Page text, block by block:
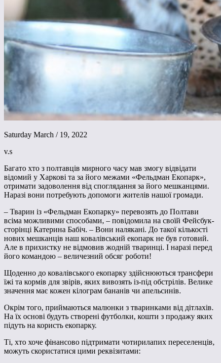
Saturday March / 19, 2022
v.s
Багато хто з полтавців мирного часу мав змогу відвідати
відомий у Харкові та за його межами «Фельдман Екопарк»,
отримати задоволення від споглядання за його мешканцями.
Наразі вони потребують допомоги жителів нашої громади.
– Тварин із «Фельдман Екопарку» перевозять до Полтави
всіма можливими способами, – повідомила на своїй Фейсбук-
сторінці Катерина Бабіч. – Вони налякані. До такої кількості
нових мешканців наш ковалівський екопарк не був готовий.
Але в прихистку не відмовив жодній тваринці. І наразі перед
його командою – величезний обсяг роботи!
Щоденно до ковалівського екопарку здійснюються трансфери
їжі та кормів для звірів, яких вивозять із-під обстрілів. Велике
значення має кожен кілограм бананів чи апельсинів.
Окрім того, приймаються малюнки з тваринками від дітлахів.
На їх основі будуть створені футболки, кошти з продажу яких
підуть на користь екопарку.
Ті, хто хоче фінансово підтримати чотирилапих переселенців,
можуть скористатися цими реквізитами: